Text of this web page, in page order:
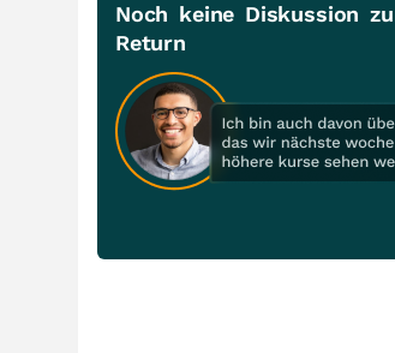
Noch keine Diskussion
Return